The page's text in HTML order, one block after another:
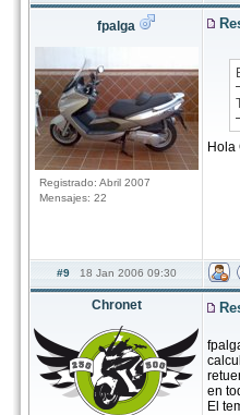
fpalga
Registrado: Abril 2007
Mensajes: 22
#9 18 Jan 2006 09:30
Chronet
en
El